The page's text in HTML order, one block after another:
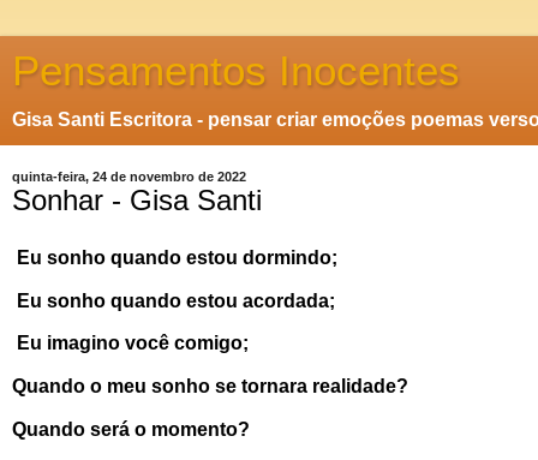
Pensamentos Inocentes
Gisa Santi Escritora - pensar criar emoções poemas
quinta-feira, 24 de novembro de 2022
Sonhar - Gisa Santi
Eu sonho quando estou dormindo;
Eu sonho quando estou acordada;
Eu imagino você comigo;
Quando o meu sonho se tornara realidade?
Quando será o momento?